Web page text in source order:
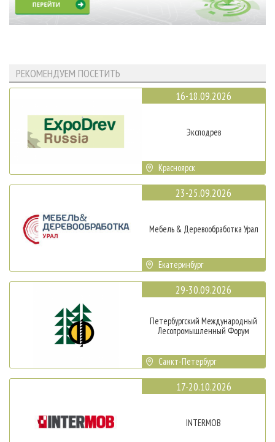
РЕКОМЕНДУЕМ ПОСЕТИТЬ
16-18.09.2026
Эксподрев
Красноярск
23-25.09.2026
Мебель & Деревообработка Урал
Екатеринбург
29-30.09.2026
Петербургский Международный
Лесопромышленный Форум
Санкт-Петербург
17-20.10.2026
INTERMOB